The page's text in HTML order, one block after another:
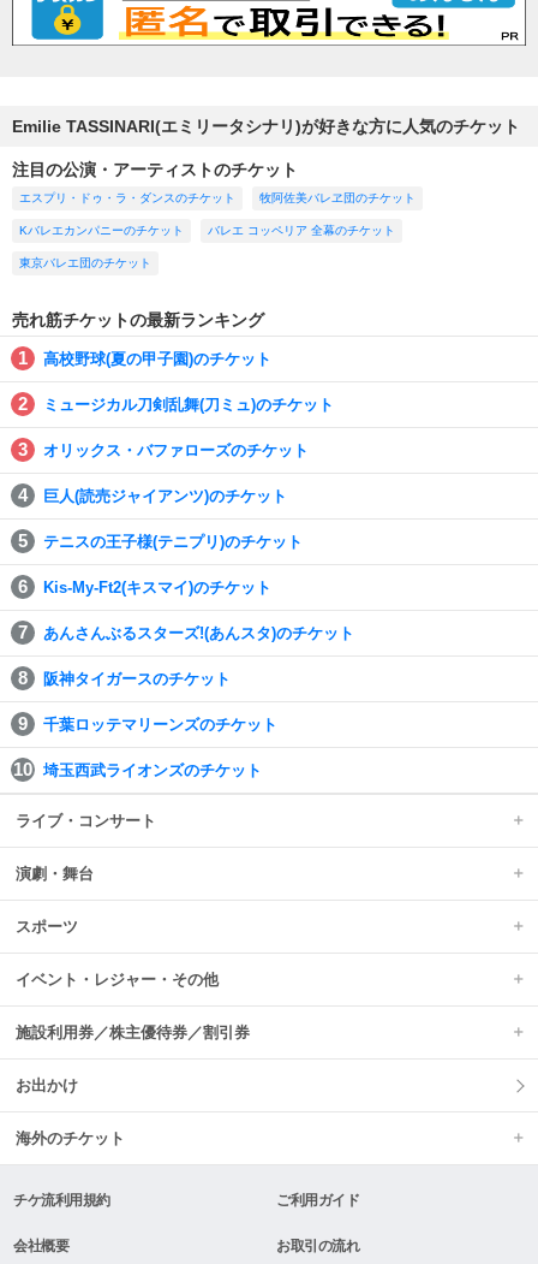
Emilie TASSINARI(エミリータシナリ)が好きな方に人気のチケット
注目の公演・アーティストのチケット
エスプリ・ドゥ・ラ・ダンスのチケット 牧阿佐美バレヱ団のチケット
Kバレエカンパニーのチケット バレエ コッペリア 全幕のチケット
東京バレエ団のチケット
売れ筋チケットの最新ランキング
高校野球(夏の甲子園)のチケット
ミュージカル刀剣乱舞(刀ミュ)のチケット
オリックス・バファローズのチケット
巨人(読売ジャイアンツ)のチケット
テニスの王子様(テニプリ)のチケット
Kis-My-Ft2(キスマイ)のチケット
あんさんぶるスターズ!(あんスタ)のチケット
阪神タイガースのチケット
千葉ロッテマリーンズのチケット
埼玉西武ライオンズのチケット
ライブ・コンサート
演劇・舞台
スポーツ
イベント・レジャー・その他
施設利用券／株主優待券／割引券
お出かけ
海外のチケット
チケ流利用規約 ご利用ガイド
会社概要 お取引の流れ